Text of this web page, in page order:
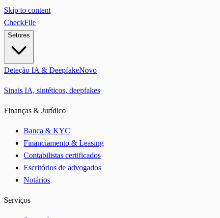
Skip to content
CheckFile
Setores
Deteção IA & DeepfakeNovo
Sinais IA, sintéticos, deepfakes
Finanças & Jurídico
Banca & KYC
Financiamento & Leasing
Contabilistas certificados
Escritórios de advogados
Notários
Serviços